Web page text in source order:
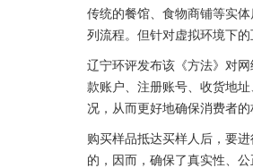
传统的餐馆、食物商铺等实
列流程。但针对虚拟环境下
辽宁环评发布该《方法》对
款账户、注册账号、收货地
况，从而更好地确保消费者
购买样品抵达买样人后，要
的，因而，确保了真实性、公